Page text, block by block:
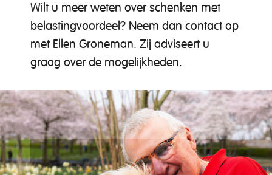
Wilt u meer weten over schenken met
belastingvoordeel? Neem dan contact op
met Ellen Groneman. Zij adviseert u
graag over de mogelijkheden.